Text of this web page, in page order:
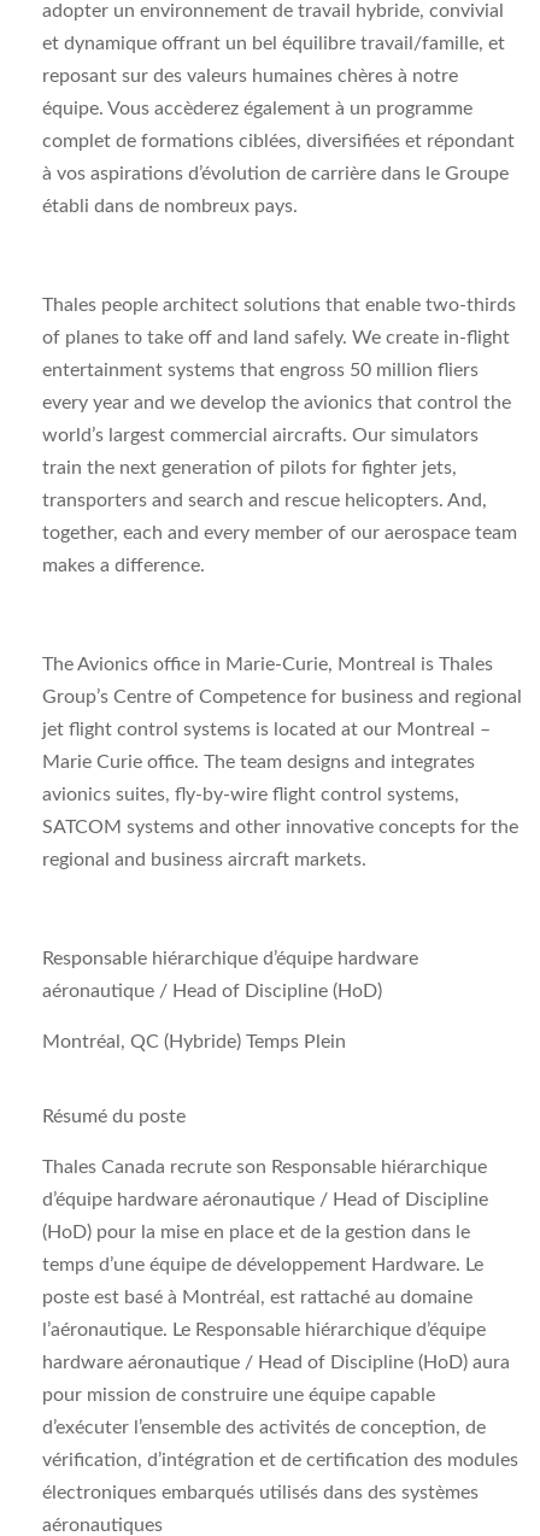
adopter un environnement de travail hybride, convivial
et dynamique offrant un bel équilibre travail/famille, et
reposant sur des valeurs humaines chères à notre
équipe. Vous accèderez également à un programme
complet de formations ciblées, diversifiées et répondant
à vos aspirations d’évolution de carrière dans le Groupe
établi dans de nombreux pays.
Thales people architect solutions that enable two-thirds
of planes to take off and land safely. We create in-flight
entertainment systems that engross 50 million fliers
every year and we develop the avionics that control the
world’s largest commercial aircrafts. Our simulators
train the next generation of pilots for fighter jets,
transporters and search and rescue helicopters. And,
together, each and every member of our aerospace team
makes a difference.
The Avionics office in Marie-Curie, Montreal is Thales
Group’s Centre of Competence for business and regional
jet flight control systems is located at our Montreal –
Marie Curie office. The team designs and integrates
avionics suites, fly-by-wire flight control systems,
SATCOM systems and other innovative concepts for the
regional and business aircraft markets.
Responsable hiérarchique d’équipe hardware
aéronautique / Head of Discipline (HoD)
Montréal, QC (Hybride) Temps Plein
Résumé du poste
Thales Canada recrute son Responsable hiérarchique
d’équipe hardware aéronautique / Head of Discipline
(HoD) pour la mise en place et de la gestion dans le
temps d’une équipe de développement Hardware. Le
poste est basé à Montréal, est rattaché au domaine
l’aéronautique. Le Responsable hiérarchique d’équipe
hardware aéronautique / Head of Discipline (HoD) aura
pour mission de construire une équipe capable
d’exécuter l’ensemble des activités de conception, de
vérification, d’intégration et de certification des modules
électroniques embarqués utilisés dans des systèmes
aéronautiques